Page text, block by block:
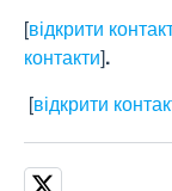
[відкрити
контакти].
[відкрити